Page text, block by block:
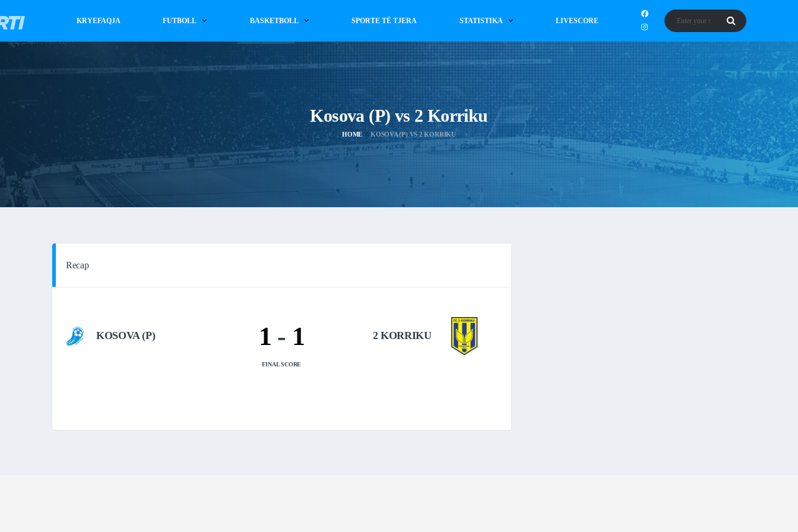
KRYEFAQJA FUTBOLL BASKETBOLL SPORTE TË TJERA STATISTIKA LIVESCORE
Kosova (P) vs 2 Korriku
HOME KOSOVA (P) VS 2 KORRIKU
Recap
KOSOVA (P) 2 KORRIKU
1 - 1
FINAL SCORE